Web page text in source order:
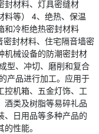
封材料、灯具密缝材
料等） 4、绝热、保温
和冷柜绝热密封材料
封材料、住宅隔音墙密
机械设备的防潮密封材
型、冲切、磨削和复合
产品进行加工。应用于
控机箱、五金灯饰、工
酒类及树脂等易碎礼品
、日用品等多种产品的
性能。